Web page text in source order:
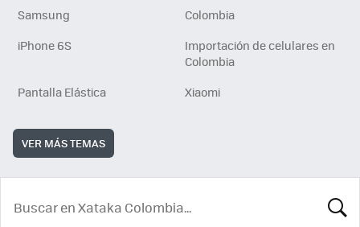
Samsung
Colombia
iPhone 6S
Importación de celulares en
Colombia
Pantalla Elástica
Xiaomi
VER MÁS TEMAS